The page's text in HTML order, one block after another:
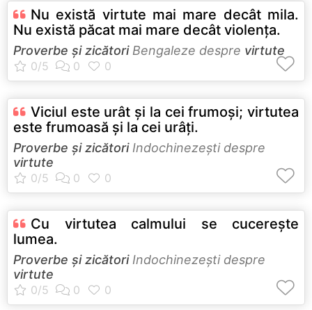
Nu există virtute mai mare decât mila.
Nu există păcat mai mare decât violenţa.
Proverbe și zicătoriBengaleze despre virtute
Viciul este urât şi la cei frumoşi; virtutea
este frumoasă şi la cei urâţi.
Proverbe și zicătoriIndochinezeşti despre
virtute
Cu virtutea calmului se cucereşte
lumea.
Proverbe și zicătoriIndochinezeşti despre
virtute